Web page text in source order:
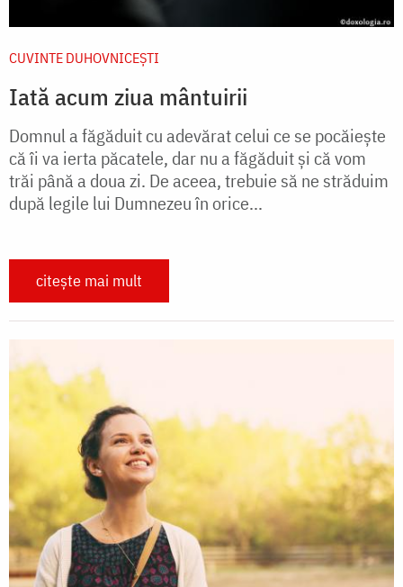
CUVINTE DUHOVNICEȘTI
Iată acum ziua mântuirii
Domnul a făgăduit cu adevărat celui ce se pocăieşte
că îi va ierta păcatele, dar nu a făgăduit şi că vom
trăi până a doua zi. De aceea, trebuie să ne străduim
după legile lui Dumnezeu în orice...
citește mai mult